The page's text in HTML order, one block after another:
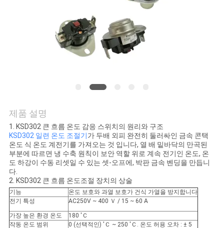
뉴
스
모
든
제품 설명
1. KSD302 큰 흐름 온도 감응 스위치의 원리와 구조
KSD302 일련 온도 조절기가 두배 외피 완전히 둘러싸인 금속 콘택
온도 식 온도 계전기를 가져오는 것 입니다, 열 배 밑바닥의 만곡된
부분에 따르면 냉 수축 원칙이 보안 역할 위로 계속 전기인 온도, 온
도 하강이 수동 리셋일 수 있는 셋-오프에, 박판 금속 벤딩을 만듭니
다.
2. KSD302 큰 흐름 온도조절 장치의 상술
기능
온도 보호와 과열 보호가 건식 가열을 방지합니다
전기 특성
AC250V ~ 400 Ｖ / 15 ~ 60 A
가장 높은 환경 온도
180 'Ｃ
작동 온도 범위
0 (선택적인) 'Ｃ ~ 250 'Ｃ. 온도 허용 오차 : ± 5